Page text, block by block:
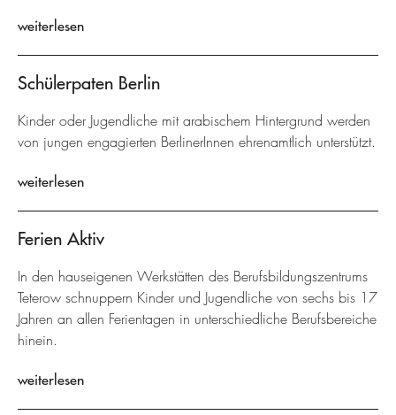
weiterlesen
Schülerpaten Berlin
Kinder oder Jugendliche mit arabischem Hintergrund werden
von jungen engagierten BerlinerInnen ehrenamtlich unterstützt.
weiterlesen
Ferien Aktiv
In den hauseigenen Werkstätten des Berufsbildungszentrums
Teterow schnuppern Kinder und Jugendliche von sechs bis 17
Jahren an allen Ferientagen in unterschiedliche Berufsbereiche
hinein.
weiterlesen